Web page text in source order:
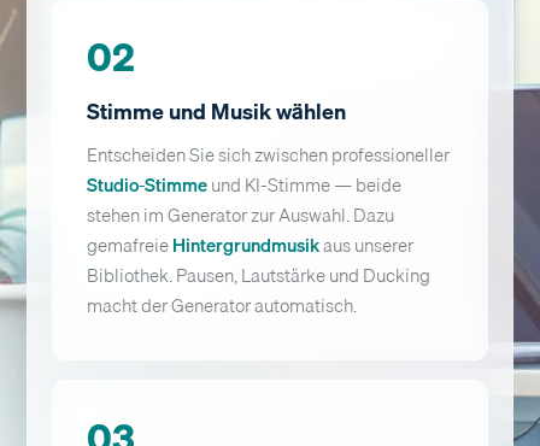
02
Stimme und Musik wählen
Entscheiden Sie sich zwischen professioneller
Studio-Stimmeund KI-Stimme — beide
stehen im Generator zur Auswahl. Dazu
gemafreieHintergrundmusikaus unserer
Bibliothek. Pausen, Lautstärke und Ducking
macht der Generator automatisch.